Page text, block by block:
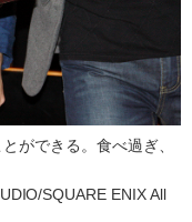
ができる。食べ過ぎ、
SQUARE ENIX All